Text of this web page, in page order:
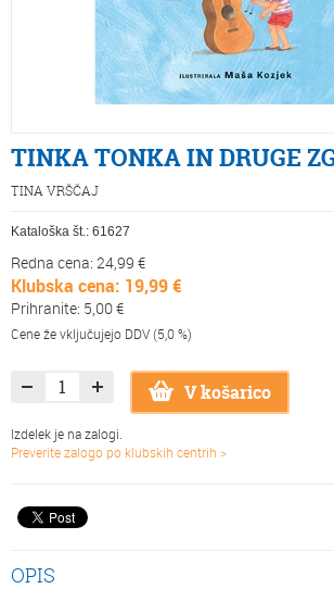
TINKA TONKA IN DRUGE
TINA VRŠČAJ
Kataloška št.: 61627
Redna cena: 24,99 €
Klubska cena: 19,99 €
Prihranite: 5,00 €
Cene že vključujejo DDV (5,0 %)
V košarico
Izdelek je na zalogi.
Preverite zalogo po klubskih centrih >
OPIS